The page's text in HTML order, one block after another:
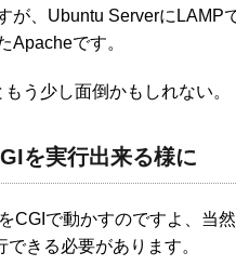
が、Ubuntu ServerにLAMP
Apacheです。
う少し面倒かもしれない。
を実行出来る様に
CGIで動かすのですよ、当
できる必要があります。